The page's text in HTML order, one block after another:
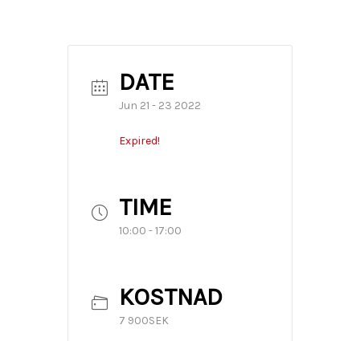
DATE
Jun 21 - 23 2022
Expired!
TIME
10:00 - 17:00
KOSTNAD
7 900SEK